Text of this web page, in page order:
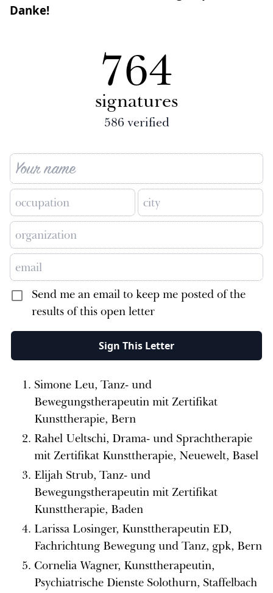
Danke!
764
signatures
586 verified
Send me an email to keep me posted of the
results of this open letter
Sign This Letter
Simone Leu, Tanz- und
Bewegungstherapeutin mit Zertifikat
Kunsttherapie, Bern
Rahel Ueltschi, Drama- und Sprachtherapie
mit Zertifikat Kunsttherapie, Neuewelt, Basel
Elijah Strub, Tanz- und
Bewegungstherapeutin mit Zertifikat
Kunsttherapie, Baden
Larissa Losinger, Kunsttherapeutin ED,
Fachrichtung Bewegung und Tanz, gpk, Bern
Cornelia Wagner, Kunsttherapeutin,
Psychiatrische Dienste Solothurn, Staffelbach